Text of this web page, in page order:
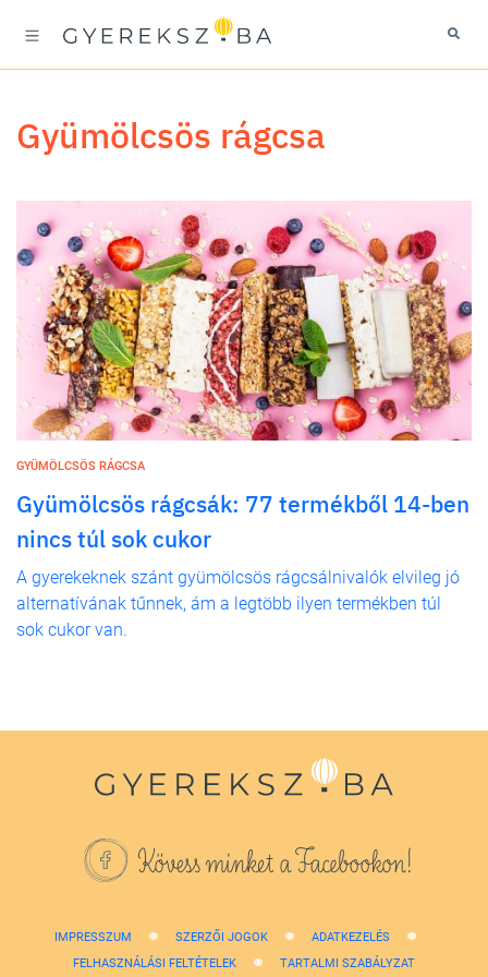
gyümölcsös rágcsa
GYÜMÖLCSÖS RÁGCSA
Gyümölcsös rágcsák: 77 termékből 14-ben
nincs túl sok cukor
A gyerekeknek szánt gyümölcsös rágcsálnivalók elvileg jó
alternatívának tűnnek, ám a legtöbb ilyen termékben túl
sok cukor van.
Kövess minket a Facebookon!
IMPRESSZUM SZERZŐI JOGOK
ADATKEZELÉS
FELHASZNÁLÁSI FELTÉTELEK
TARTALMI SZABÁLYZAT